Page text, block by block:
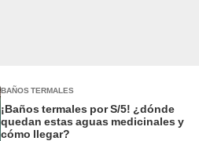
BAÑOS TERMALES
¡Baños termales por S/5! ¿dónde
quedan estas aguas medicinales y
cómo llegar?